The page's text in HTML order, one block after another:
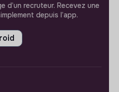
d’un recruteur. Recevez une
depuis l’app.